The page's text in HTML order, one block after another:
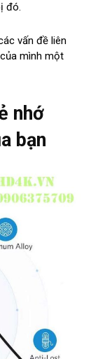
đó.
vấn đề liên
mình một
nhớ
bạn